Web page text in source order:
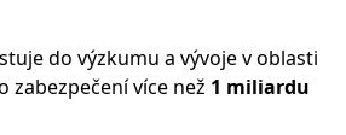
do výzkumu a vývoje v oblasti
zabezpečení více než 1 miliardu